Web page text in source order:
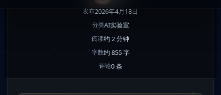
发布2026年4月18日
分类AI实验室
阅读约 2 分钟
字数约 855 字
评论0 条